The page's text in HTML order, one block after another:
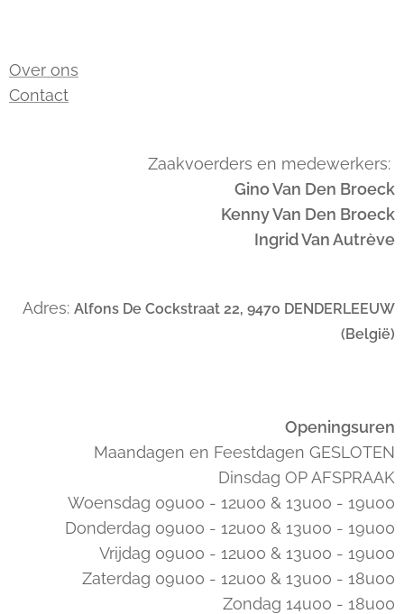
Over ons
Contact
Zaakvoerders en medewerkers:
Gino Van Den Broeck
Kenny Van Den Broeck
Ingrid Van Autrève
Adres: Alfons De Cockstraat 22, 9470 DENDERLEEUW
(België)
Openingsuren
Maandagen en Feestdagen GESLOTEN
Dinsdag OP AFSPRAAK
Woensdag 09u00 - 12u00 & 13u00 - 19u00
Donderdag 09u00 - 12u00 & 13u00 - 19u00
Vrijdag 09u00 - 12u00 & 13u00 - 19u00
Zaterdag 09u00 - 12u00 & 13u00 - 18u00
Zondag 14u00 - 18u00